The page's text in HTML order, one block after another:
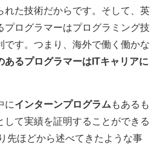
れた技術だからです。そして、英
プログラマーはプログラミング技
です。つまり、海外で働く働かな
あるプログラマーはITキャリアに
にインターンプログラム もあるも
して実績を証明することができる
先ほどから述べてきたような事